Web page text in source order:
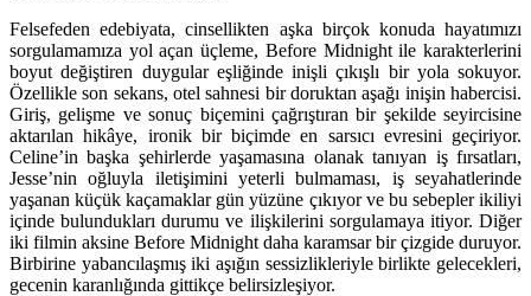
Felsefeden edebiyata, cinsellikten aşka birçok konuda hayatımızı
sorgulamamıza yol açan üçleme, Before Midnight ile karakterlerini
boyut değiştiren duygular eşliğinde inişli çıkışlı bir yola sokuyor.
Özellikle son sekans, otel sahnesi bir doruktan aşağı inişin habercisi.
Giriş, gelişme ve sonuç biçemini çağrıştıran bir şekilde seyircisine
aktarılan hikâye, ironik bir biçimde en sarsıcı evresini geçiriyor.
Celine’in başka şehirlerde yaşamasına olanak tanıyan iş fırsatları,
Jesse’nin oğluyla iletişimini yeterli bulmaması, iş seyahatlerinde
yaşanan küçük kaçamaklar gün yüzüne çıkıyor ve bu sebepler ikiliyi
içinde bulundukları durumu ve ilişkilerini sorgulamaya itiyor. Diğer
iki filmin aksine Before Midnight daha karamsar bir çizgide duruyor.
Birbirine yabancılaşmış iki aşığın sessizlikleriyle birlikte gelecekleri,
gecenin karanlığında gittikçe belirsizleşiyor.